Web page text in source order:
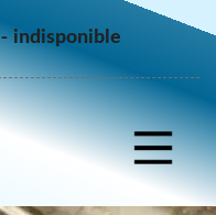
indisponible